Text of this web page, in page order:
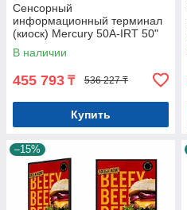
Сенсорный
информационный терминал
(киоск) Mercury 50A-IRT 50"
(Android IR сенсор) Арт.6730
В наличии
455 793 ₸ 536 227 ₸
Купить
–15%